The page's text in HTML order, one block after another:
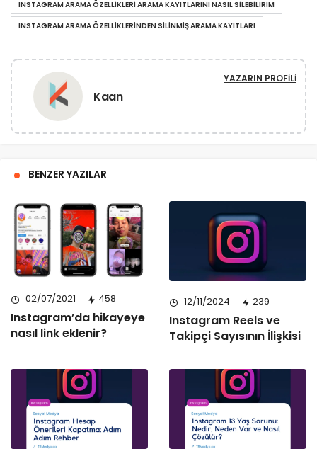
INSTAGRAM ARAMA ÖZELLIKLERI ARAMA KAYITLARINI NASIL SILEBILIRIM
INSTAGRAM ARAMA ÖZELLIKLERINDEN SILINMIŞ ARAMA KAYITLARI
Kaan
YAZARIN PROFILI
BENZER YAZILAR
02/07/2021 458
Instagram’da hikayeye
nasıl link eklenir?
12/11/2024 239
Instagram Reels ve
Takipçi Sayısının İlişkisi